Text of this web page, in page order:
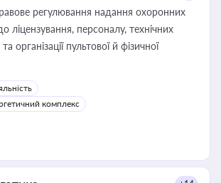
регулювання надання охоронних
ліцензування, персоналу, технічних
організації пультової й фізичної
комплекс